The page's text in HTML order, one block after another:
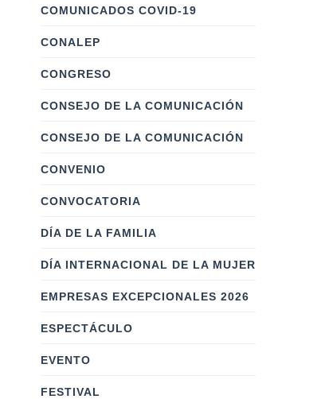
COMUNICADOS COVID-19
CONALEP
CONGRESO
CONSEJO DE LA COMUNICACIÓN
CONSEJO DE LA COMUNICACIÓN
CONVENIO
CONVOCATORIA
DÍA DE LA FAMILIA
DÍA INTERNACIONAL DE LA MUJER
EMPRESAS EXCEPCIONALES 2026
ESPECTÁCULO
EVENTO
FESTIVAL